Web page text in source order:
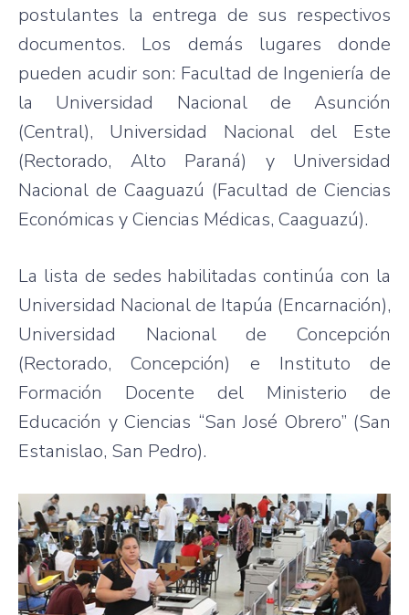
postulantes la entrega de sus respectivos
documentos. Los demás lugares donde
pueden acudir son: Facultad de Ingeniería de
la Universidad Nacional de Asunción
(Central), Universidad Nacional del Este
(Rectorado, Alto Paraná) y Universidad
Nacional de Caaguazú (Facultad de Ciencias
Económicas y Ciencias Médicas, Caaguazú).
La lista de sedes habilitadas continúa con la
Universidad Nacional de Itapúa (Encarnación),
Universidad Nacional de Concepción
(Rectorado, Concepción) e Instituto de
Formación Docente del Ministerio de
Educación y Ciencias “San José Obrero” (San
Estanislao, San Pedro).